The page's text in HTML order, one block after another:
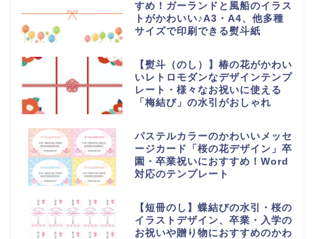
すめ！ガーランドと風船のイラス
トがかわいい♪A3・A4、他多種
サイズで印刷できる熨斗紙
【熨斗（のし）】椿の花がかわい
いレトロモダンなデザインテンプ
レート・様々なお祝いに使える
「梅結び」の水引がおしゃれ
パステルカラーのかわいいメッセ
ージカード「桜の花デザイン」卒
園・卒業祝いにおすすめ！Word
対応のテンプレート
【短冊のし】蝶結びの水引・桜の
イラストデザイン、卒業・入学の
お祝いや贈り物におすすめのかわ